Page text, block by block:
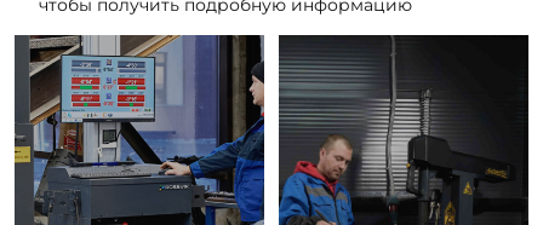
чтобы получить подробную информацию